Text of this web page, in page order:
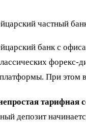
частный
банк с
При этом
тарифная
депозит